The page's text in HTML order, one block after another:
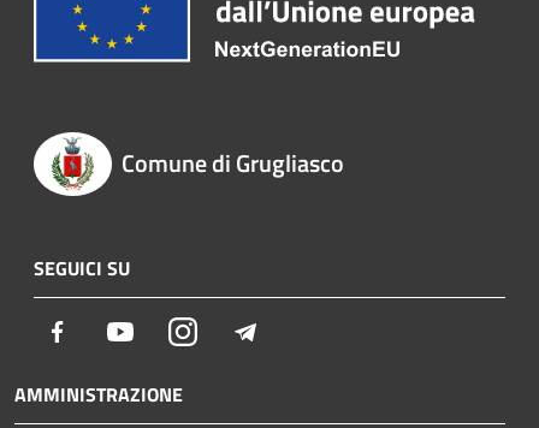
Comune di Grugliasco
SEGUICI SU
Facebook YoutubeInstagram
AMMINISTRAZIONE